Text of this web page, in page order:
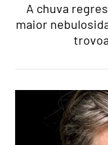
A chuva
maior